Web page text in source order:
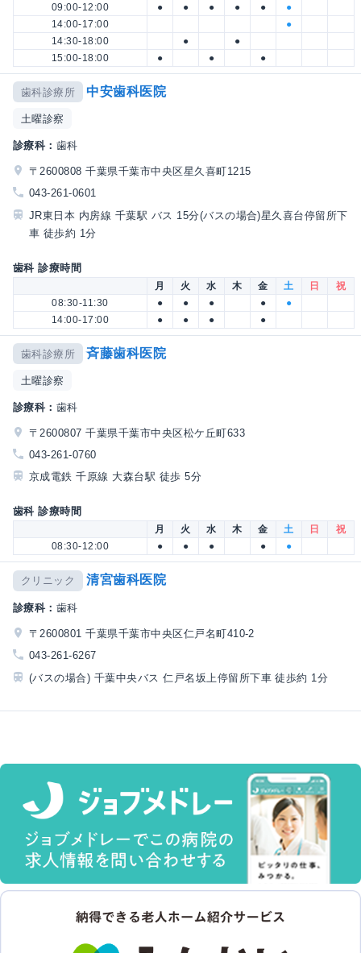
09:00-12:00 ● ● ● ● ●
●
14:00-17:00
●
14:30-18:00
●
●
15:00-18:00
● ● ●
歯科診療所 中安歯科医院
土曜診察
診療科： 歯科
〒2600808 千葉県千葉市中央区星久喜町1215
043-261-0601
JR東日本 内房線 千葉駅 バス 15分(バスの場合)星久喜台停留所下
車 徒歩約 1分
歯科 診療時間
月 火 水 木 金 土 日
祝
08:30-11:30
● ● ● ●
●
14:00-17:00
● ● ● ●
歯科診療所 斉藤歯科医院
土曜診察
診療科： 歯科
〒2600807 千葉県千葉市中央区松ケ丘町633
043-261-0760
京成電鉄 千原線 大森台駅 徒歩 5分
歯科 診療時間
月 火 水 木 金 土 日
祝
08:30-12:00
● ● ● ● ●
クリニック 清宮歯科医院
診療科： 歯科
〒2600801 千葉県千葉市中央区仁戸名町410-2
043-261-6267
(バスの場合) 千葉中央バス 仁戸名坂上停留所下車 徒歩約 1分